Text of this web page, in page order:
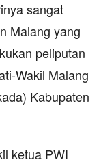
sangat
Malang yang
peliputan
Wakil Malang
Kabupaten
ketua PWI